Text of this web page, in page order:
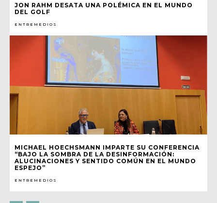
JON RAHM DESATA UNA POLÉMICA EN EL MUNDO
DEL GOLF
ENTREMEDIOS
MICHAEL HOECHSMANN IMPARTE SU CONFERENCIA
“BAJO LA SOMBRA DE LA DESINFORMACIÓN:
ALUCINACIONES Y SENTIDO COMÚN EN EL MUNDO
ESPEJO”
ENTREMEDIOS